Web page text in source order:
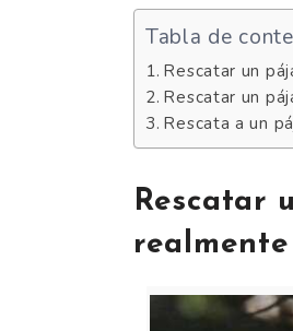
Tabla de
Rescatar un
Rescatar un
Rescata a un
Rescatar